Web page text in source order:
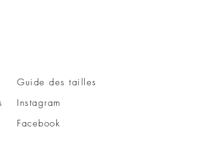
Guide des tailles
Instagram
Facebook